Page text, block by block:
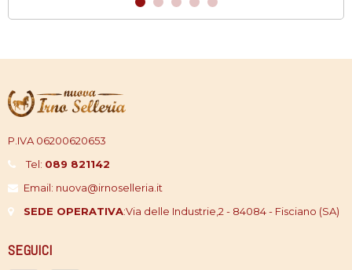
P.IVA 06200620653
Tel: 089 821142
Email: nuova@irnoselleria.it
SEDE OPERATIVA:Via delle Industrie,2 - 84084 - Fisciano (SA)
SEGUICI